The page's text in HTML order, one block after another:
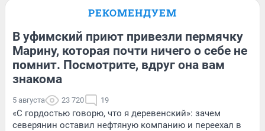
РЕКОМЕНДУЕМ
В уфимский приют привезли пермячку
Марину, которая почти ничего о себе не
помнит. Посмотрите, вдруг она вам
знакома
5 августа 23 720 19
«С гордостью говорю, что я деревенский»: зачем
северянин оставил нефтяную компанию и переехал в